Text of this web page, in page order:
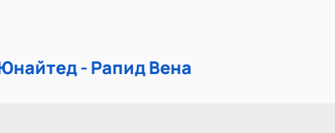
- Рапид Вена